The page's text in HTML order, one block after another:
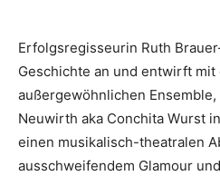
Erfolgsregisseurin Ruth
Geschichte an und entwirft mit
außergewöhnlichen
Neuwirth aka Conchita Wurst
einen musikalisch-theatralen
ausschweifendem Glamour